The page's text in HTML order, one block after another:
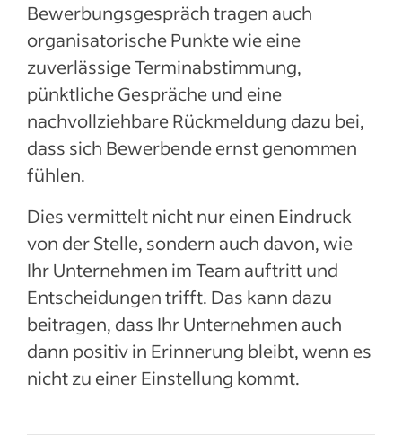
Bewerbungsgespräch tragen auch
organisatorische Punkte wie eine
zuverlässige Terminabstimmung,
pünktliche Gespräche und eine
nachvollziehbare Rückmeldung dazu bei,
dass sich Bewerbende ernst genommen
fühlen.
Dies vermittelt nicht nur einen Eindruck
von der Stelle, sondern auch davon, wie
Ihr Unternehmen im Team auftritt und
Entscheidungen trifft. Das kann dazu
beitragen, dass Ihr Unternehmen auch
dann positiv in Erinnerung bleibt, wenn es
nicht zu einer Einstellung kommt.